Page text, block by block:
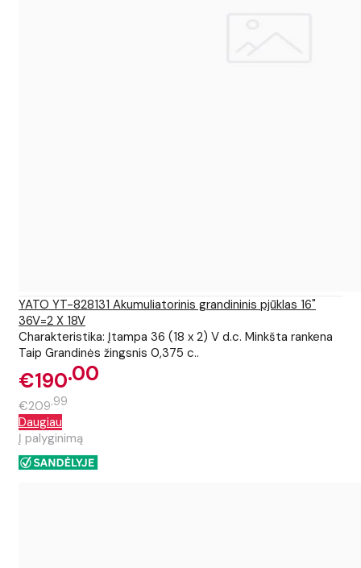
YATO YT-828131 Akumuliatorinis grandininis pjūklas 16"
36V=2 X 18V
Charakteristika: Įtampa 36 (18 x 2) V d.c. Minkšta rankena
Taip Grandinės žingsnis 0,375 c..
€190 00
€209 99
Daugiau
Į palyginimą